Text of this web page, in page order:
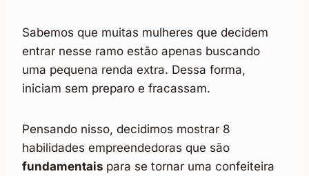
Sabemos que muitas mulheres que decidem
entrar nesse ramo estão apenas buscando
uma pequena renda extra. Dessa forma,
iniciam sem preparo e fracassam.
Pensando nisso, decidimos mostrar 8
habilidades empreendedoras que são
fundamentais para se tornar uma confeiteira